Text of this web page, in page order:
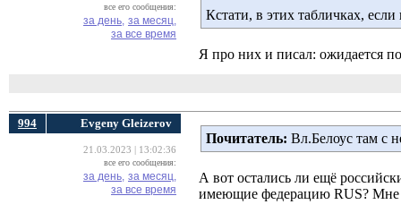
все его сообщения:
за день, за месяц,
за все время
Кстати, в этих табличках,
Я про них и писал: ожидается
994 Evgeny Gleizerov
21.03.2023 | 13:02:36
все его сообщения:
за день, за месяц,
за все время
Почитатель: Вл.Белоус там с
А вот остались ли ещё
имеющие федерацию RUS? Мне